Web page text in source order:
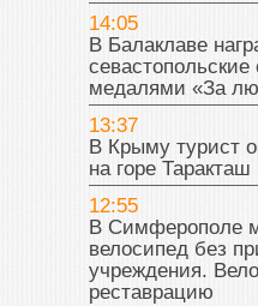
14:05
В Балаклаве
медалями «За
13:37
В Крыму турист
на горе Таракташ
12:55
В Симферополе
велосипед без
учреждения.
реставрацию